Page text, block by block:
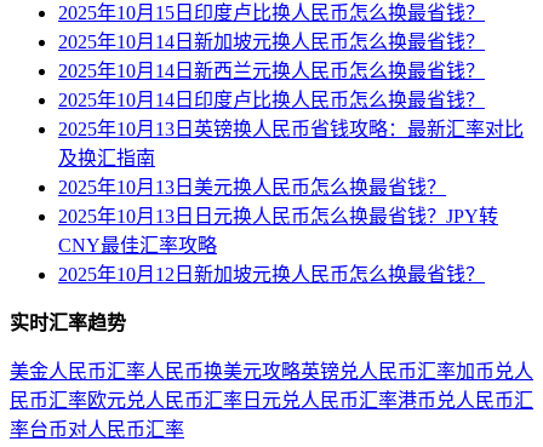
2025年10月15日印度卢比换人民币怎么换最省钱？
2025年10月14日新加坡元换人民币怎么换最省钱？
2025年10月14日新西兰元换人民币怎么换最省钱？
2025年10月14日印度卢比换人民币怎么换最省钱？
2025年10月13日英镑换人民币省钱攻略：最新汇率对比
及换汇指南
2025年10月13日美元换人民币怎么换最省钱？
2025年10月13日日元换人民币怎么换最省钱？JPY转
CNY最佳汇率攻略
2025年10月12日新加坡元换人民币怎么换最省钱？
实时汇率趋势
美金人民币汇率人民币换美元攻略英镑兑人民币汇率加币兑人
民币汇率欧元兑人民币汇率 日元兑人民币汇率港币兑人民币汇
率台币对人民币汇率